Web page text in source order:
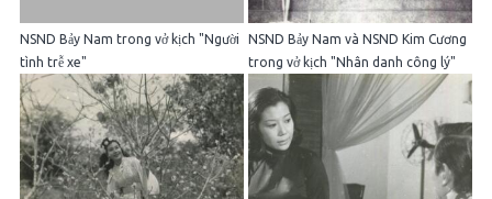
NSND Bảy Nam trong vở kịch "Người
tình trễ xe"
NSND Bảy Nam và NSND Kim Cương
trong vở kịch "Nhân danh công lý"